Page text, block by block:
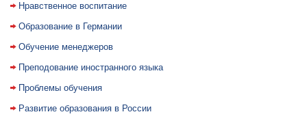
Нравственное воспитание
Образование в Германии
Обучение менеджеров
Преподование иностранного языка
Проблемы обучения
Развитие образования в России